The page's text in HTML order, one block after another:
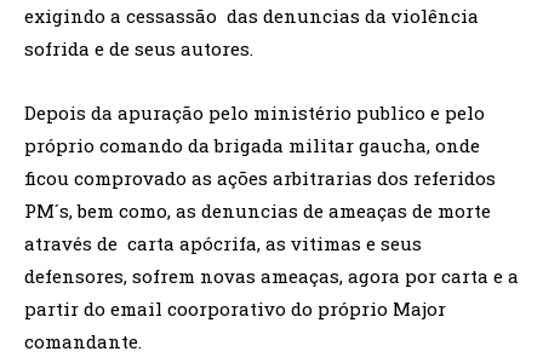
exigindo a cessassão das denuncias da violência
sofrida e de seus autores.
Depois da apuração pelo ministério publico e pelo
próprio comando da brigada militar gaucha, onde
ficou comprovado as ações arbitrarias dos referidos
PM´s, bem como, as denuncias de ameaças de morte
através de carta apócrifa, as vitimas e seus
defensores, sofrem novas ameaças, agora por carta e a
partir do email coorporativo do próprio Major
comandante.